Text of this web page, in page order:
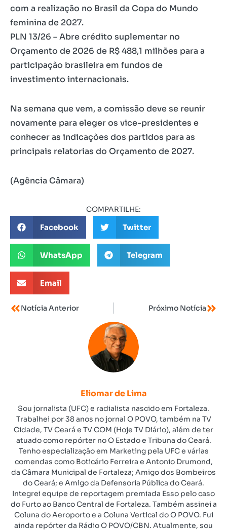
com a realização no Brasil da Copa do Mundo
feminina de 2027.
PLN 13/26 – Abre crédito suplementar no
Orçamento de 2026 de R$ 488,1 milhões para a
participação brasileira em fundos de
investimento internacionais.
Na semana que vem, a comissão deve se reunir
novamente para eleger os vice-presidentes e
conhecer as indicações dos partidos para as
principais relatorias do Orçamento de 2027.
(Agência Câmara)
COMPARTILHE:
Facebook Twitter
WhatsApp Telegram
Email
Notícia Anterior Próximo Notícia
Eliomar de Lima
Sou jornalista (UFC) e radialista nascido em Fortaleza.
Trabalhei por 38 anos no jornal O POVO, também na TV
Cidade, TV Ceará e TV COM (Hoje TV Diário), além de ter
atuado como repórter no O Estado e Tribuna do Ceará.
Tenho especialização em Marketing pela UFC e várias
comendas como Boticário Ferreira e Antonio Drumond,
da Câmara Municipal de Fortaleza; Amigo dos Bombeiros
do Ceará; e Amigo da Defensoria Pública do Ceará.
Integrei equipe de reportagem premiada Esso pelo caso
do Furto ao Banco Central de Fortaleza. Também assinei a
Coluna do Aeroporto e a Coluna Vertical do O POVO. Fui
ainda repórter da Rádio O POVO/CBN. Atualmente, sou